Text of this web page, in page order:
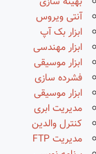
آنتی ویروس
ابزار بک آپ
ابزار مهندسی
ابزار موسیقی
فشرده سازی
ابزار موسیقی
مدیریت ابری
کنترل والدین
مدیریت FTP